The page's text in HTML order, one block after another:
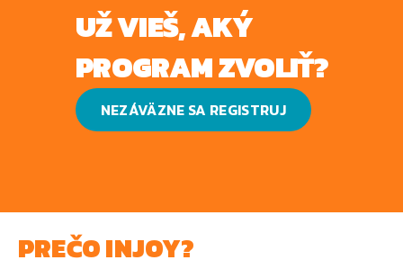
UŽ VIEŠ, AKÝ
PROGRAM ZVOLIŤ?
NEZÁVÄZNE SA REGISTRUJ
PREČO INJOY?